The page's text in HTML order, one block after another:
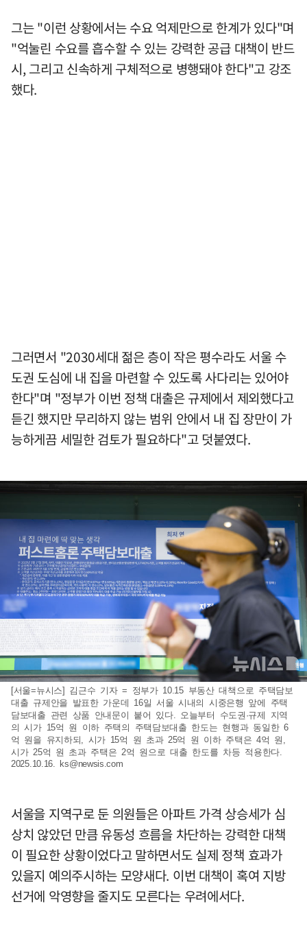
그는 "이런 상황에서는 수요 억제만으로 한계가 있다"며
"억눌린 수요를 흡수할 수 있는 강력한 공급 대책이 반드
시, 그리고 신속하게 구체적으로 병행돼야 한다"고 강조
했다.
그러면서 "2030세대 젊은 층이 작은 평수라도 서울 수
도권 도심에 내 집을 마련할 수 있도록 사다리는 있어야
한다"며 "정부가 이번 정책 대출은 규제에서 제외했다고
듣긴 했지만 무리하지 않는 범위 안에서 내 집 장만이 가
능하게끔 세밀한 검토가 필요하다"고 덧붙였다.
[서울=뉴시스] 김근수 기자 = 정부가 10.15 부동산 대책으로 주택담보
대출 규제안을 발표한 가운데 16일 서울 시내의 시중은행 앞에 주택
담보대출 관련 상품 안내문이 붙어 있다. 오늘부터 수도권·규제 지역
의 시가 15억 원 이하 주택의 주택담보대출 한도는 현행과 동일한 6
억 원을 유지하되, 시가 15억 원 초과 25억 원 이하 주택은 4억 원,
시가 25억 원 초과 주택은 2억 원으로 대출 한도를 차등 적용한다.
2025.10.16. ks@newsis.com
서울을 지역구로 둔 의원들은 아파트 가격 상승세가 심
상치 않았던 만큼 유동성 흐름을 차단하는 강력한 대책
이 필요한 상황이었다고 말하면서도 실제 정책 효과가
있을지 예의주시하는 모양새다. 이번 대책이 혹여 지방
선거에 악영향을 줄지도 모른다는 우려에서다.